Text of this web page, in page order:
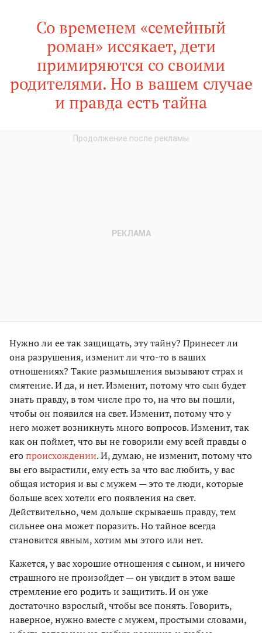
Со временем «семейный
роман» иссякает, дети
примиряются со своими
родителями. Но в вашем случае
и правда есть тайна
Нужно ли ее так защищать, эту тайну? Принесет ли
она разрушения, изменит ли что-то в ваших
отношениях? Такие размышления вызывают страх и
смятение. И да, и нет. Изменит, потому что сын будет
знать правду, в том числе про то, на что вы пошли,
чтобы он появился на свет. Изменит, потому что у
него может возникнуть много вопросов. Изменит, так
как он поймет, что вы не говорили ему всей правды о
егопроисхождении. И, думаю, не изменит, потому что
вы его вырастили, ему есть за что вас любить, у вас
общая история и вы с мужем — это те люди, которые
больше всех хотели его появления на свет.
Действительно, чем дольше скрываешь правду, тем
сильнее она может поразить. Но тайное всегда
становится явным, хотим мы этого или нет.
Кажется, у вас хорошие отношения с сыном, и ничего
страшного не произойдет — он увидит в этом ваше
стремление его родить и защитить. И он уже
достаточно взрослый, чтобы все понять. Говорить,
наверное, нужно вместе с мужем, простыми словами,